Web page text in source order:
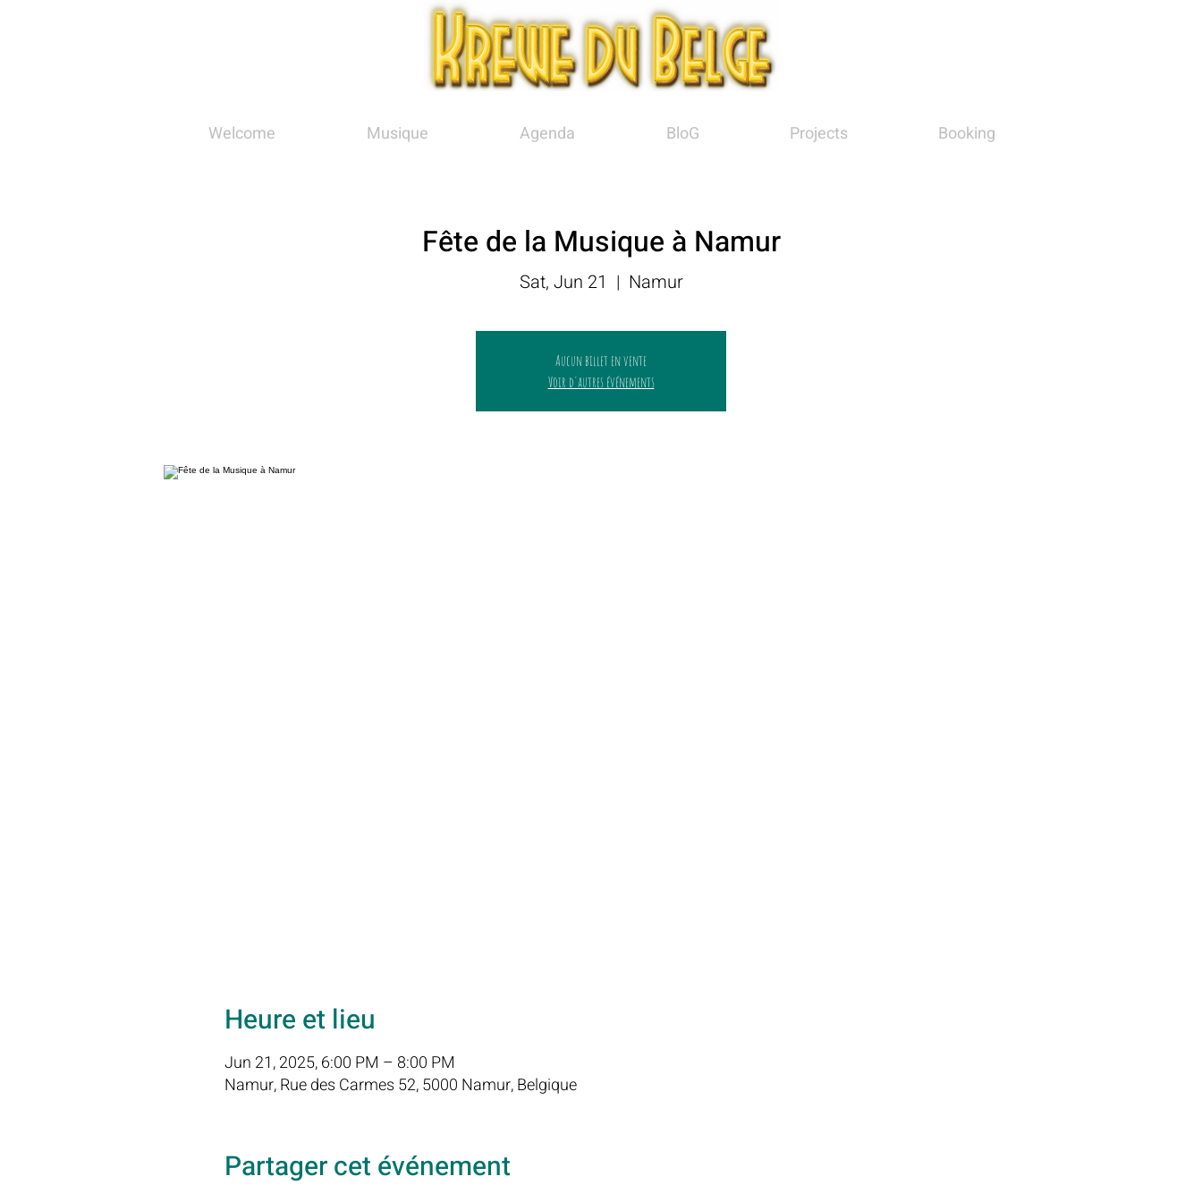
Welcome Musique Agenda BloG Projects Booking
Fête de la Musique à Namur
Sat, Jun 21
  |
Namur
Aucun billet en vente
Voir d'autres événements
Heure et lieu
Jun 21, 2025, 6:00 PM – 8:00 PM
Namur, Rue des Carmes 52, 5000 Namur, Belgique
Partager cet événement